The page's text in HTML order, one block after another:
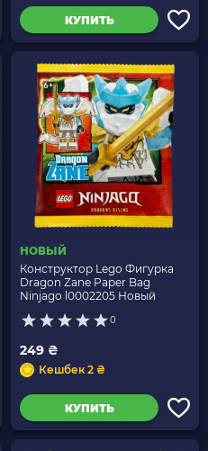
КУПИТЬ
НОВЫЙ
Конструктор Lego Фигурка
Dragon Zane Paper Bag
Ninjago l0002205 Новый
0
249 ₴
Кешбек 2 ₴
КУПИТЬ